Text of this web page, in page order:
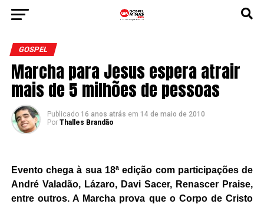
GOSPEL
Marcha para Jesus espera atrair
mais de 5 milhões de pessoas
Publicado 16 anos atrás em 14 de maio de 2010
Por Thalles Brandão
Evento chega à sua 18ª edição com participações de
André Valadão, Lázaro, Davi Sacer, Renascer Praise,
entre outros. A Marcha prova que o Corpo de Cristo